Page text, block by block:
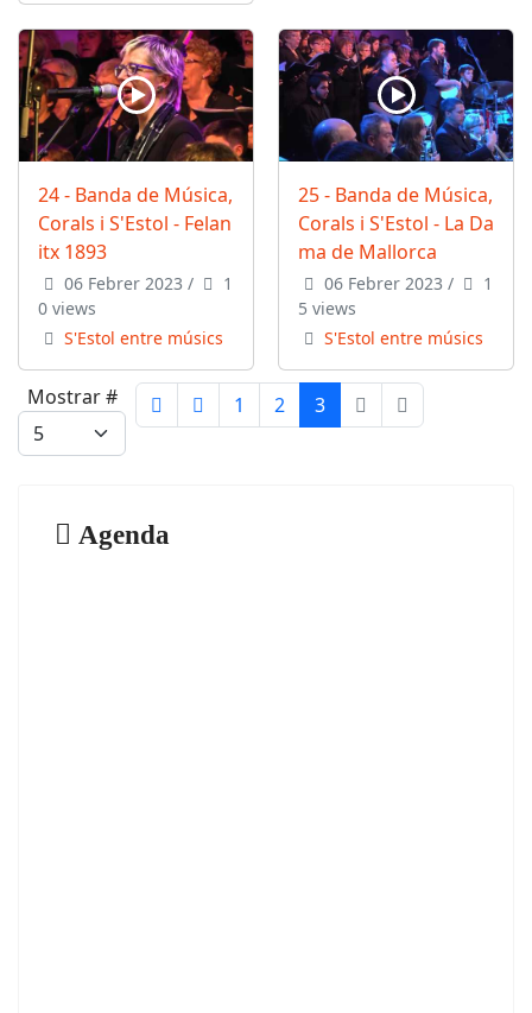
24 - Banda de Música,
Corals i S'Estol - Felan
itx 1893
06 Febrer 2023 /
1
0 views
S'Estol entre músics
25 - Banda de Música,
Corals i S'Estol - La Da
ma de Mallorca
06 Febrer 2023 /
1
5 views
S'Estol entre músics
Mostrar # 1 2 3
Agenda